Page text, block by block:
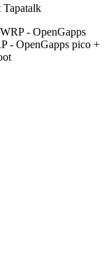
Tapatalk
- OpenGapps
- OpenGapps pico +